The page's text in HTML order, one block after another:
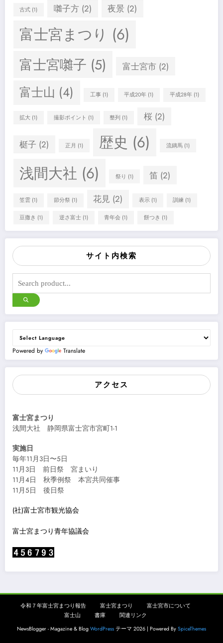
古式 (1) 囃子方(2) 夜景 (2)
富士宮まつり (6)
富士宮囃子 (5) 富士宮市(2)
富士山 (4) 工事(1) 平成20年 (1) 平成28年(1)
拡大 (1) 撮影ポイント (1) 整列 (1) 桜(2)
梃子 (2) 正月 (1) 歴史 (6) 流鏑馬(1)
浅間大社 (6) 祭り (1) 笛 (2)
笠雲 (1) 節分祭(1) 花見 (2) 表示(1) 訓練 (1)
豆撒き (1) 逆さ富士(1) 青年会 (1) 餅つき (1)
サイト内検索
Powered by Translate
アクセス
富士宮まつり
浅間大社 静岡県富士宮市宮町1-1
実施日
毎年11月3日〜5日
11月3日 前日祭 宮まいり
11月4日 秋季例祭 本宮共同催事
11月5日 後日祭
(社)富士宮市観光協会
富士宮まつり青年協議会
令和７年富士宮まつり報告 富士宮まつり
富士宮市について
富士山
書庫
関連リンク
NewsBlogger - Magazine & Blog WordPress テーマ 2026 | Powered By SpiceThemes